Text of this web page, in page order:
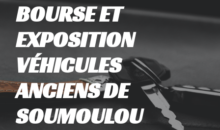
BOURSE ET
EXPOSITION
VÉHICULES
ANCIENS DE
SOUMOULOU